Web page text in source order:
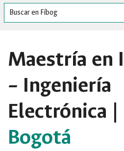
Maestría en
– Ingeniería
Electrónica |
Bogotá